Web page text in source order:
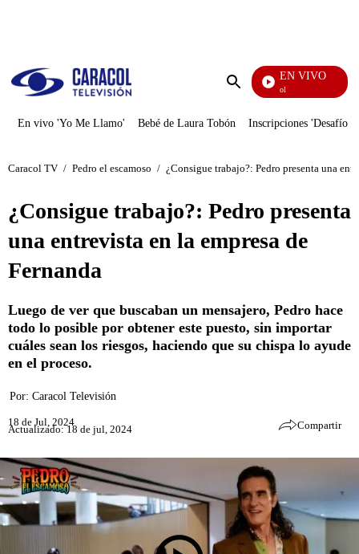
Enviar
EN VIVO
Noticias Caracol
En vivo 'Yo Me Llamo' Bebé de Laura Tobón Inscripciones 'Desafío'
Caracol TV / Pedro el escamoso / ¿Consigue trabajo?: Pedro presenta una
¿Consigue trabajo?: Pedro presenta
una entrevista en la empresa de
Fernanda
Luego de ver que buscaban un mensajero, Pedro hace
todo lo posible por obtener este puesto, sin importar
cuáles sean los riesgos, haciendo que su chispa lo ayude
en el proceso.
Por: Caracol Televisión
18 de Jul, 2024
Actualizado: 18 de jul, 2024 Compartir